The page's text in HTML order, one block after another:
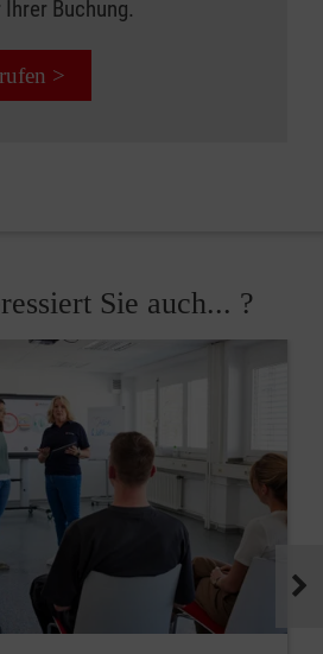
Buchung.
>
Sie auch... ?